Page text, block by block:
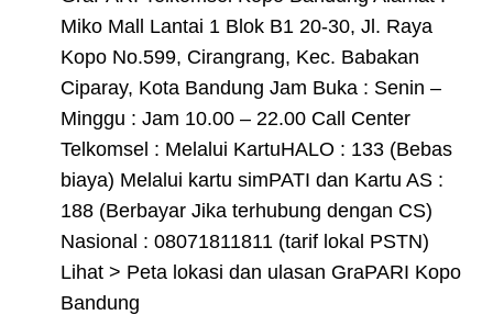
Miko Mall Lantai 1 Blok B1 20-30, Jl. Raya
Kopo No.599, Cirangrang, Kec. Babakan
Ciparay, Kota Bandung Jam Buka : Senin –
Minggu : Jam 10.00 – 22.00 Call Center
Telkomsel : Melalui KartuHALO : 133 (Bebas
biaya) Melalui kartu simPATI dan Kartu AS :
188 (Berbayar Jika terhubung dengan CS)
Nasional : 08071811811 (tarif lokal PSTN)
Lihat > Peta lokasi dan ulasan GraPARI Kopo
Bandung